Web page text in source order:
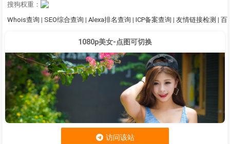
搜狗权重：
Whois查询 | SEO综合查询 | Alexa排名查询 | ICP备案查询 | 友情链接检测 | 百
1080p美女-点图可切换
访问该站